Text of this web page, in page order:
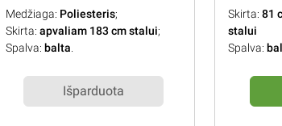
Medžiaga: Poliesteris;
Skirta: apvaliam 183 cm stalui;
Spalva: balta.
Išparduota
Skirta: 81
stalui
Spalva: